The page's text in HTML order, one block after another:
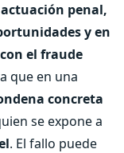
penal,
y en
el fraude
que en una
concreta
se expone a
. El fallo puede